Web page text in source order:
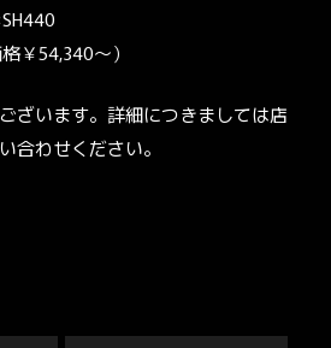
￥54,340～）
ざいます。詳細につきましては店
合わせください。